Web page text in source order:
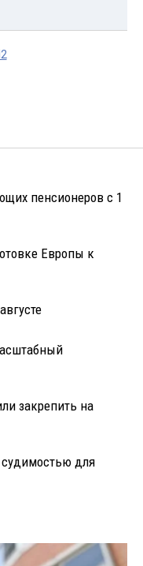
пенсионеров с 1
Европы к
закрепить на
для